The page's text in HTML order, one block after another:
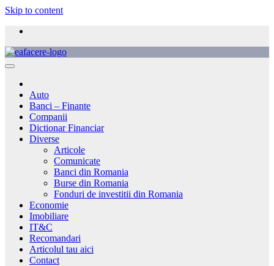
Skip to content
Auto
Banci – Finante
Companii
Dictionar Financiar
Diverse
Articole
Comunicate
Banci din Romania
Burse din Romania
Fonduri de investitii din Romania
Economie
Imobiliare
IT&C
Recomandari
Articolul tau aici
Contact